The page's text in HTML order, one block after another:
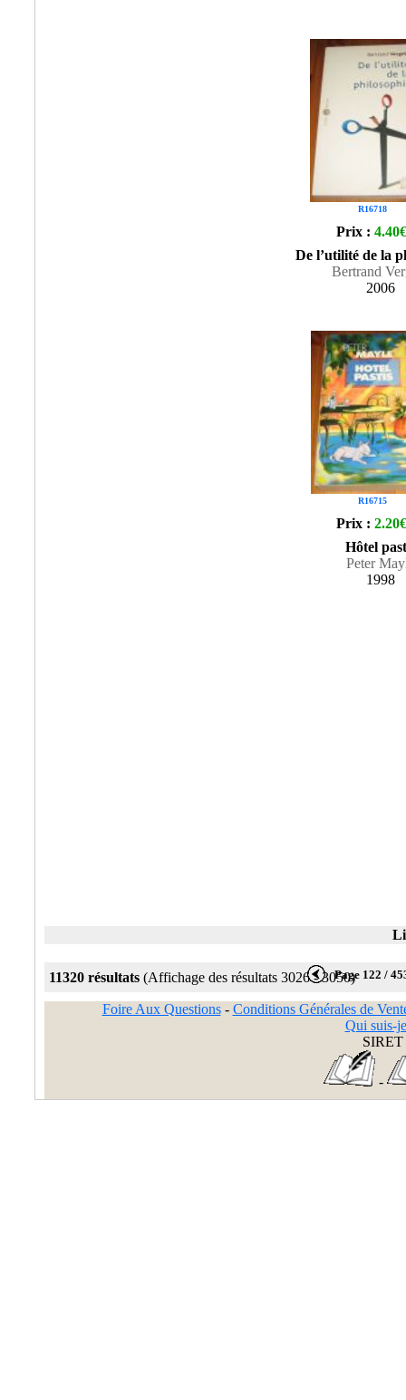
R16718
Prix : 4.40€
De l’utilité de la
Bertrand
2006
R16715
Prix : 2.20€
Hôtel
Peter
1998
11320 résultats (Affichage des résultats 3026 - 3050)Page 122 /
Foire Aux Questions- Conditions Générales de
Qui suis-
SIRET
-